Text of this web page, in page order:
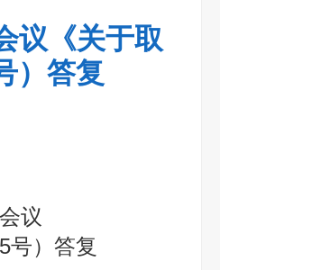
议《关于取
）答复
议
）答复